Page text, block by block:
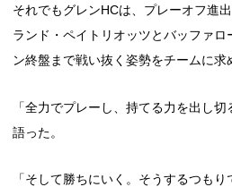
それでもグレンHCは、プレーオフ進
ランド・ペイトリオッツとバッファ
ン終盤まで戦い抜く姿勢をチームに求
「全力でプレーし、持てる力を出し
語った。
「そして勝ちにいく。そうするつも